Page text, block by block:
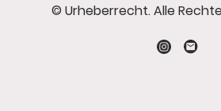
© Urheberrecht. Alle